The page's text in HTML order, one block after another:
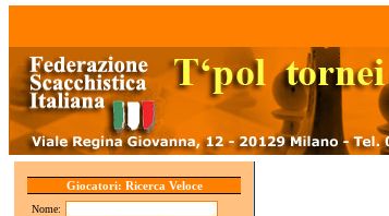
Giocatori: Ricerca Veloce
Nome: